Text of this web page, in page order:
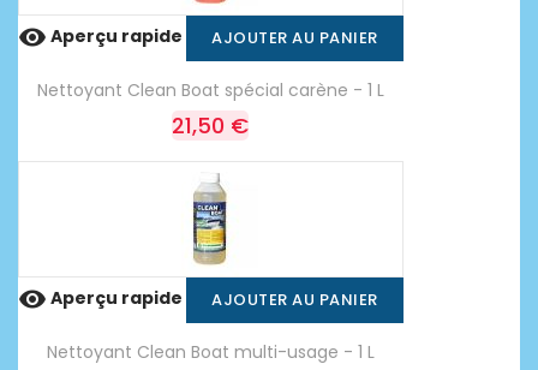
 Aperçu rapide AJOUTER AU PANIER
Nettoyant Clean Boat spécial carène - 1 L
21,50 €
 Aperçu rapide AJOUTER AU PANIER
Nettoyant Clean Boat multi-usage - 1 L